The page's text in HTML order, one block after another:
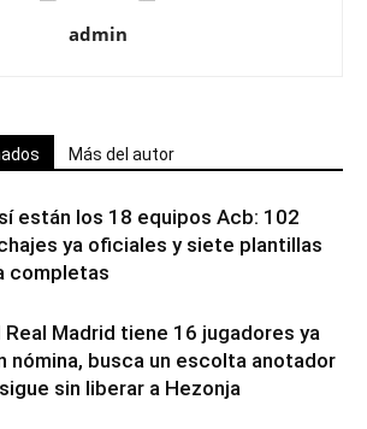
admin
Más del autor
están los 18 equipos Acb: 102
ya oficiales y siete plantillas
completas
Real Madrid tiene 16 jugadores ya
nómina, busca un escolta anotador
sin liberar a Hezonja